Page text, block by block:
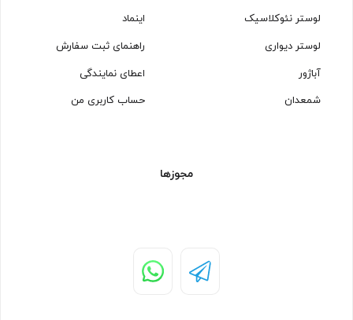
لوستر نئوکلاسیک
لوستر دیواری
آباژور
شمعدان
اینماد
راهنمای ثبت سفارش
اعطای نمایندگی
حساب کاربری من
مجوزها